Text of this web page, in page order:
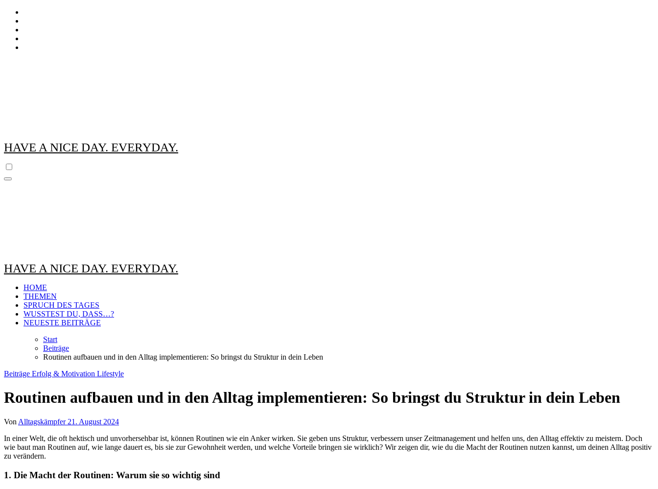
Zum
Inhalt
springen
HAVE A NICE DAY. EVERYDAY.
HAVE A NICE DAY. EVERYDAY.
HOME
THEMEN
SPRUCH DES TAGES
WUSSTEST DU, DASS…?
NEUESTE BEITRÄGE
Start
Beiträge
Routinen aufbauen und in den Alltag implementieren: So bringst du Struktur in dein Leben
Beiträge Erfolg & Motivation Lifestyle
Routinen aufbauen und in den Alltag implementieren: So bringst du Struktur in dein Leben
Von Alltagskämpfer 21. August 2024
In einer Welt, die oft hektisch und unvorhersehbar ist, können Routinen wie ein Anker wirken. Sie geben uns Struktur, verbessern unser Zeitmanagement und helfen uns, den Alltag effektiv zu meistern. Doch
wie baut man Routinen auf, wie lange dauert es, bis sie zur Gewohnheit werden, und welche Vorteile bringen sie wirklich? Wir zeigen dir, wie du die Macht der Routinen nutzen kannst, um deinen Alltag positiv
zu verändern.
1. Die Macht der Routinen: Warum sie so wichtig sind